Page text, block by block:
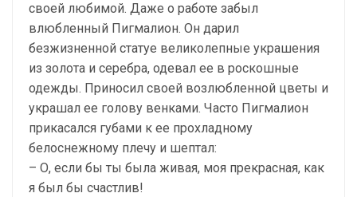
своей любимой. Даже о работе забыл
влюбленный Пигмалион. Он дарил
безжизненной статуе великолепные украшения
из золота и серебра, одевал ее в роскошные
одежды. Приносил своей возлюбленной цветы и
украшал ее голову венками. Часто Пигмалион
прикасался губами к ее прохладному
белоснежному плечу и шептал:
– О, если бы ты была живая, моя прекрасная, как
я был бы счастлив!